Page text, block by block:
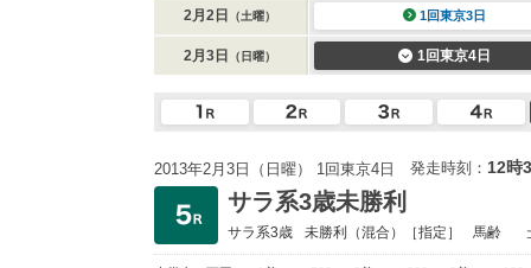
2月2日 （土曜） 1回東京3日
2月3日 （日曜） 1回東京4日
2013年2月3日（日曜） 1回東京4日 発走時刻： 12時
サラ系3歳未勝利
サラ系3歳 未勝利 （混合）［指定］ 馬齢